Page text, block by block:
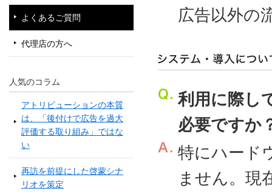
よくあるご質問
代理店の方へ
人気のコラム
アトリビューションの本質
は、「後付けで広告を過大
評価する取り組み」ではな
い
再訪を前提にした啓蒙シナ
リオを策定
広告以外の
利用に際し
必要ですか
特にハード
ません。現